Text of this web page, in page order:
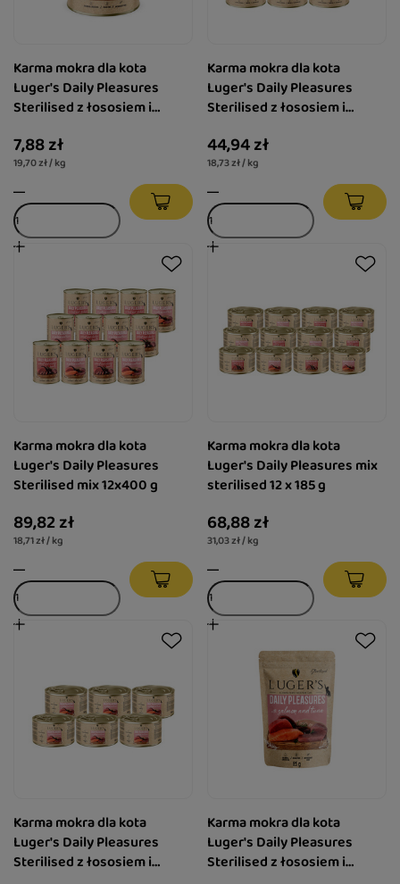
Karma mokra dla kota
Luger's Daily Pleasures
Sterilised z łososiem i
7,88 zł
19,70 zł / kg
Karma mokra dla kota
Luger's Daily Pleasures
Sterilised z łososiem i
g
44,94 zł
18,73 zł / kg
Karma mokra dla kota
Luger's Daily Pleasures
Sterilised mix 12x400 g
89,82 zł
18,71 zł / kg
Karma mokra dla kota
Luger's Daily Pleasures mix
sterilised 12 x 185 g
68,88 zł
31,03 zł / kg
Karma mokra dla kota
Luger's Daily Pleasures
Sterilised z łososiem i
Karma mokra dla kota
Luger's Daily Pleasures
Sterilised z łososiem i